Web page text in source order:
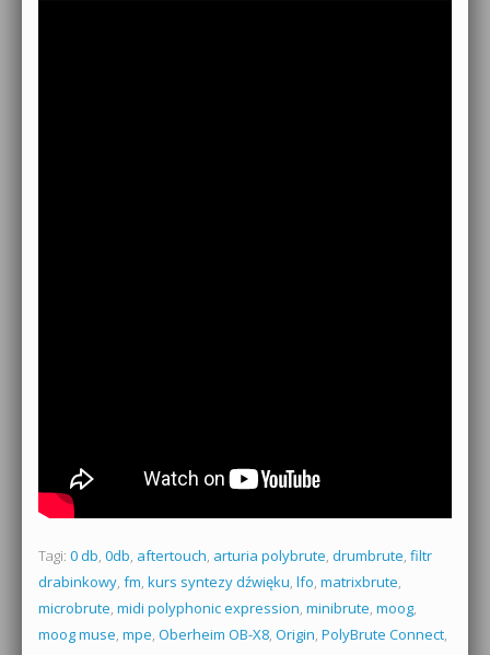
Działanie sklepu internetowego
Tagi: 0 db, 0db, aftertouch, arturia polybrute, drumbrute, filtr
drabinkowy, fm, kurs syntezy dźwięku, lfo, matrixbrute,
microbrute, midi polyphonic expression, minibrute, moog,
moog muse, mpe, Oberheim OB-X8, Origin, PolyBrute Connect,